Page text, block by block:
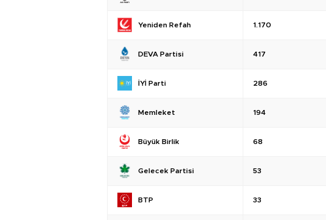
Yeniden Refah 1.170
DEVA Partisi 417
İYİ Parti 286
Memleket 194
Büyük Birlik 68
Gelecek Partisi 53
BTP 33